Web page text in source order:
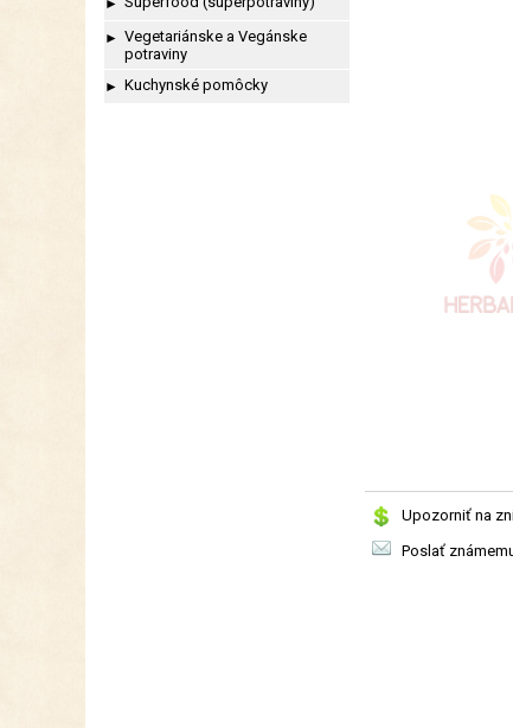
►
► Vegetariánske a Vegánske
potraviny
► Kuchynské pomôcky
Upozorniť na
Poslať